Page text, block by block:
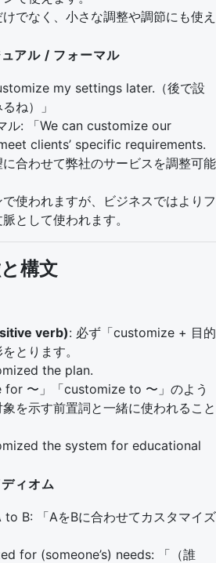
でなく、小さな調整や調節にも使え
アル / フォーマル
my settings later.（後で設
ね）」
ル: 「We can customize our
clients’ specific requirements.
に合わせて弊社のサービスを調整可能
使われますが、ビジネスではよりフ
として使われます。
構文
verb): 必ず「customize + 目的
とります。
the plan.
for 〜」「customize to 〜」のよう
を示す前置詞と一緒に使われること
the system for educational
ィオム
B: 「AをBに合わせてカスタマイズ
for (someone’s) needs: 「（誰